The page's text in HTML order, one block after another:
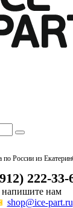
по России из
222-33-
напишите нам
shop@ice-part.ru